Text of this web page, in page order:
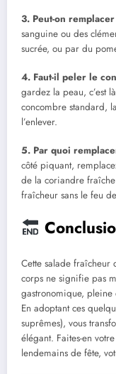
3. Peut-on
sanguine ou des
sucrée, ou par du
4. Faut-il peler le
gardez la peau, c’est
concombre standard,
l’enlever.
5. Par quoi
côté piquant,
de la coriandre
fraîcheur sans le feu
Cette salade fraîcheur
corps ne signifie pas
gastronomique,
En adoptant ces
suprêmes), vous
élégant. Faites-en
lendemains de fête,